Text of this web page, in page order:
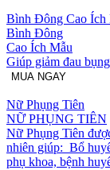
Bình Đông Cao Ích
Bình Đông
Cao Ích Mẫu
Giúp giảm đau
MUA NGAY
Nữ Phụng Tiên
NỮ PHỤNG TIÊN
Nữ Phụng Tiên
nhiên giúp: Bổ
phụ khoa, bệnh